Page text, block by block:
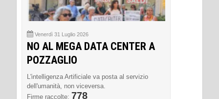
Venerdì 31 Luglio 2026
NO AL MEGA DATA CENTER A
POZZAGLIO
L'intelligenza Artificiale va posta al servizio
dell'umanità, non viceversa.
Firme raccolte: 778